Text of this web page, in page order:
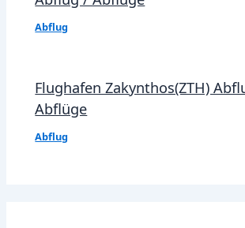
Abflug
Flughafen Zakynthos(ZTH)
Abflüge
Abflug